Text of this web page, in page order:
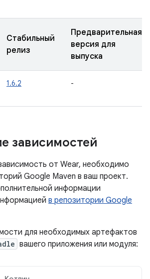
Стабильный
релиз
Предварительная
версия для
выпуска
1.6.2 -
зависимостей
от Wear, необходимо
Google Maven в ваш проект.
информации
в репозитории Google
для необходимых артефактов
вашего приложения или модуля: